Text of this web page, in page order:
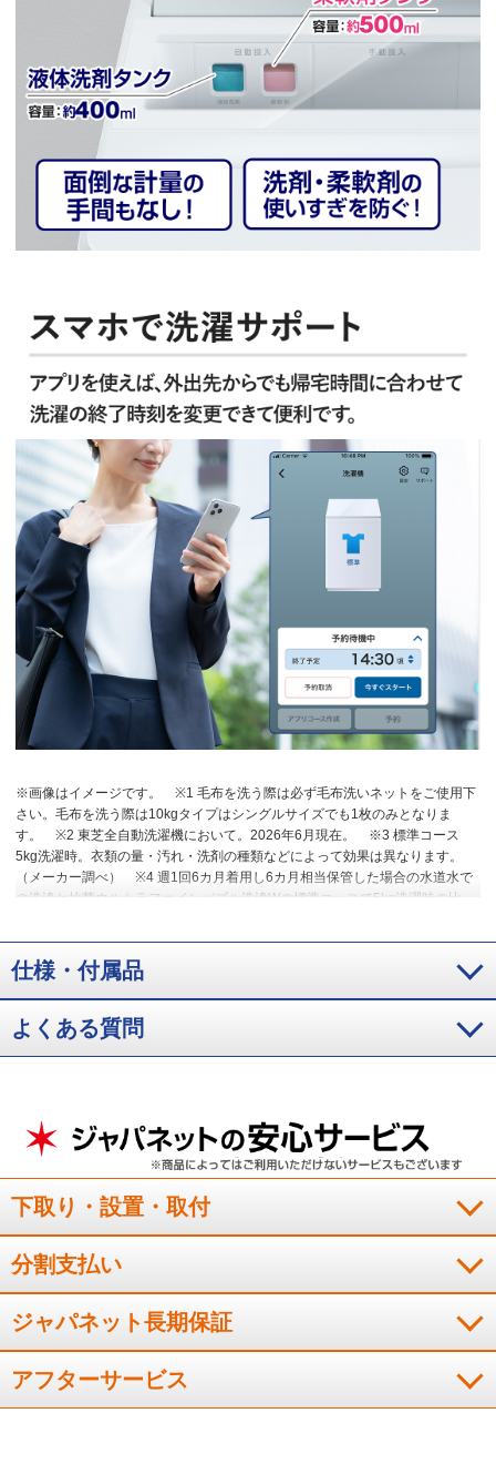
※画像はイメージです。
※1 毛布を洗う際は必ず毛布洗いネットをご使用下
さい。毛布を洗う際は10kgタイプはシングルサイズでも1枚のみとなりま
す。
※2 東芝全自動洗濯機において。2026年6月現在。
※3 標準コース
5kg洗濯時。衣類の量・汚れ・洗剤の種類などによって効果は異なります。
（メーカー調べ）
※4 週1回6カ月着用し6カ月相当保管した場合の水道水で
の洗浄と抗菌ウルトラファインバブル洗浄Wの標準コースで5kg洗濯時の比
槽・水槽に有機物と共に付着させた菌の減少率測定。除菌方法：「自動お掃
除」モードでの洗濯槽・水槽の洗浄による。対象部分：洗濯槽・水槽。結
果：菌の減少率99％以上。
仕様・付属品
よくある質問
下取り・設置・取付
分割支払い
ジャパネット長期保証
アフターサービス